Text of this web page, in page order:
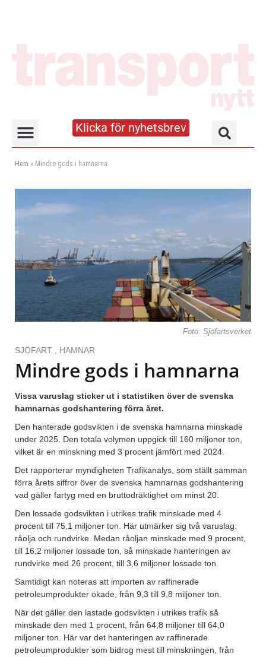
Klicka för nyhetsbrev
Hem » Mindre gods i hamnarna
Foto: Sjöfartsverket
SJÖFART HAMNAR
Mindre gods i hamnarna
Vissa varuslag sticker ut i statistiken över de svenska
hamnarnas godshantering förra året.
Den hanterade godsvikten i de svenska hamnarna minskade
under 2025. Den totala volymen uppgick till 160 miljoner ton,
vilket är en minskning med 3 procent jämfört med 2024.
Det rapporterar myndigheten Trafikanalys, som ställt samman
förra årets siffror över de svenska hamnarnas godshantering
vad gäller fartyg med en bruttodräktighet om minst 20.
Den lossade godsvikten i utrikes trafik minskade med 4
procent till 75,1 miljoner ton. Här utmärker sig två varuslag:
råolja och rundvirke. Medan råoljan minskade med 9 procent,
till 16,2 miljoner lossade ton, så minskade hanteringen av
rundvirke med 26 procent, till 3,6 miljoner lossade ton.
Samtidigt kan noteras att importen av raffinerade
petroleumprodukter ökade, från 9,3 till 9,8 miljoner ton.
När det gäller den lastade godsvikten i utrikes trafik så
minskade den med 1 procent, från 64,8 miljoner till 64,0
miljoner ton. Här var det hanteringen av raffinerade
petroleumprodukter som bidrog mest till minskningen, från